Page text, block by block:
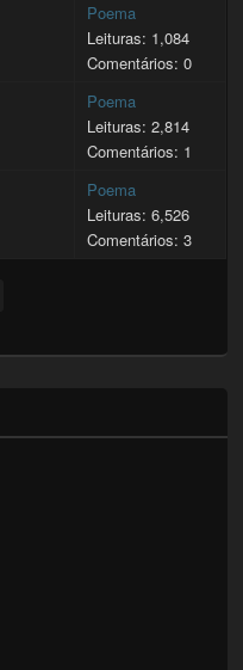
Poema
Leituras: 1,084
Comentários: 0
Poema
Leituras: 2,814
Comentários: 1
Poema
Leituras: 6,526
Comentários: 3